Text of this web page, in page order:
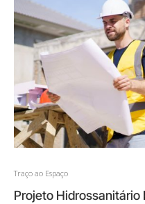
Traço ao Espaço
Projeto Hidrossanitário